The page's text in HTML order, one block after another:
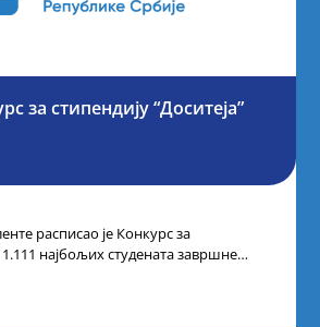
за стипендију “Доситеја”
расписао је Конкурс за
најбољих студената завршне